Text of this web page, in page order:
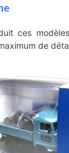
ces
de